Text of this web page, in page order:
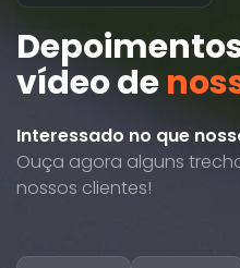
vídeo de
Interessado no que
Ouça agora alguns
nossos clientes!